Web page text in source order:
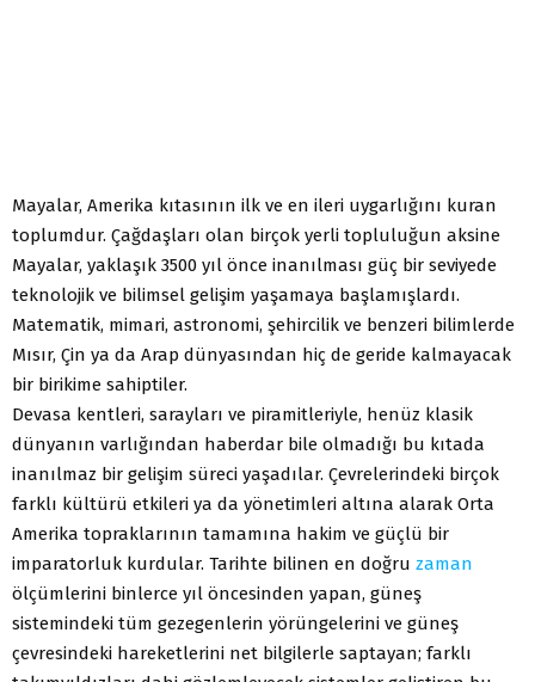
Mayalar, Amerika kıtasının ilk ve en ileri uygarlığını kuran
toplumdur. Çağdaşları olan birçok yerli topluluğun aksine
Mayalar, yaklaşık 3500 yıl önce inanılması güç bir seviyede
teknolojik ve bilimsel gelişim yaşamaya başlamışlardı.
Matematik, mimari, astronomi, şehircilik ve benzeri bilimlerde
Mısır, Çin ya da Arap dünyasından hiç de geride kalmayacak
bir birikime sahiptiler.
Devasa kentleri, sarayları ve piramitleriyle, henüz klasik
dünyanın varlığından haberdar bile olmadığı bu kıtada
inanılmaz bir gelişim süreci yaşadılar. Çevrelerindeki birçok
farklı kültürü etkileri ya da yönetimleri altına alarak Orta
Amerika topraklarının tamamına hakim ve güçlü bir
imparatorluk kurdular. Tarihte bilinen en doğru zaman
ölçümlerini binlerce yıl öncesinden yapan, güneş
sistemindeki tüm gezegenlerin yörüngelerini ve güneş
çevresindeki hareketlerini net bilgilerle saptayan; farklı